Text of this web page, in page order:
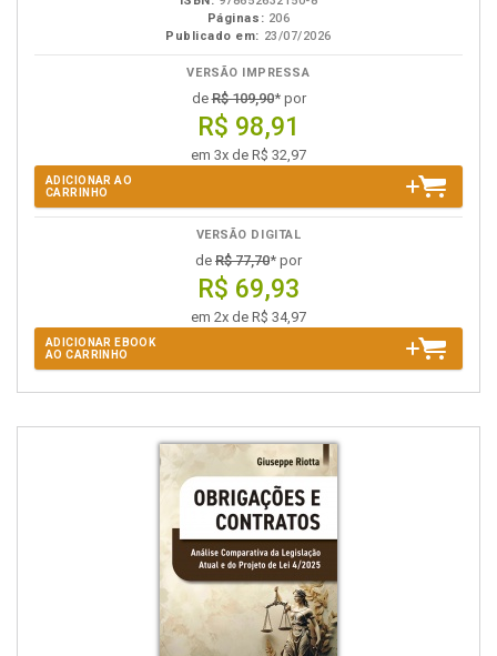
Páginas: 206
Publicado em: 23/07/2026
VERSÃO IMPRESSA
deR$ 109,90* por
R$ 98,91
em 3x de R$ 32,97
ADICIONAR AO
CARRINHO
VERSÃO DIGITAL
de R$ 77,70* por
R$ 69,93
em 2x de R$ 34,97
ADICIONAR EBOOK
AO CARRINHO